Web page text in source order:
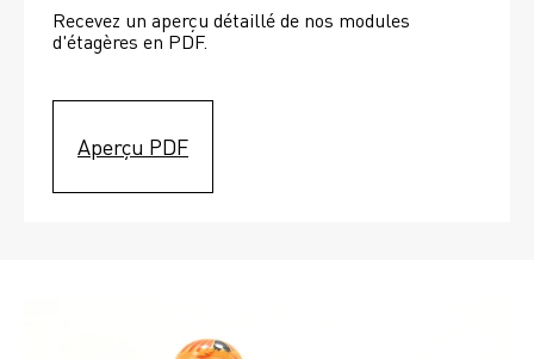
Recevez un aperçu détaillé de nos modules
d'étagères en PDF.
Aperçu PDF